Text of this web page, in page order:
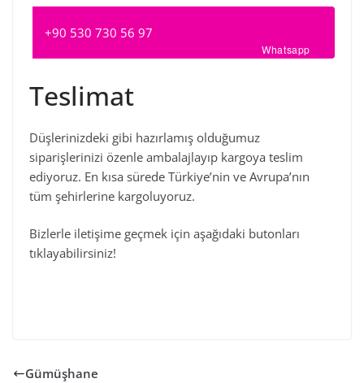
+90 530 730 56 97
Whatsapp
Teslimat
Düşlerinizdeki gibi hazırlamış olduğumuz
siparişlerinizi özenle ambalajlayıp kargoya teslim
ediyoruz. En kısa sürede Türkiye’nin ve Avrupa’nın
tüm şehirlerine kargoluyoruz.
Bizlerle iletişime geçmek için aşağıdaki butonları
tıklayabilirsiniz!
Gümüşhane